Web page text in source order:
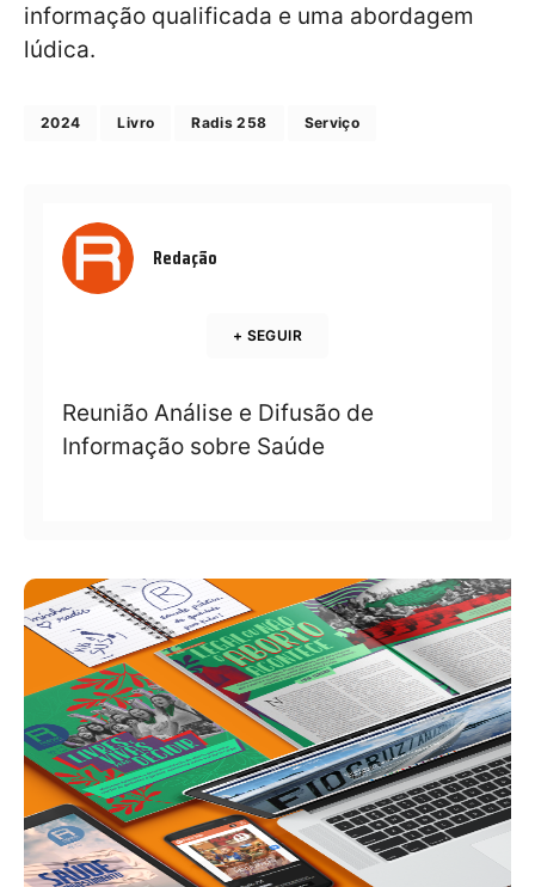
informação qualificada e uma abordagem
lúdica.
2024 Livro Radis 258 Serviço
Redação
+ SEGUIR
Reunião Análise e Difusão de
Informação sobre Saúde